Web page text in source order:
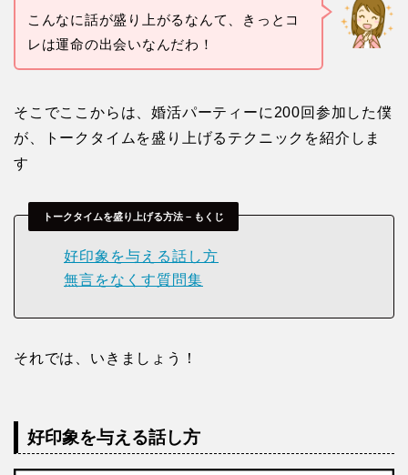
こんなに話が盛り上がるなんて、きっとコ
レは運命の出会いなんだわ！
そこでここからは、婚活パーティーに200回参加した僕
が、トークタイムを盛り上げるテクニックを紹介しま
す
トークタイムを盛り上げる方法 – もくじ
好印象を与える話し方
無言をなくす質問集
それでは、いきましょう！
好印象を与える話し方